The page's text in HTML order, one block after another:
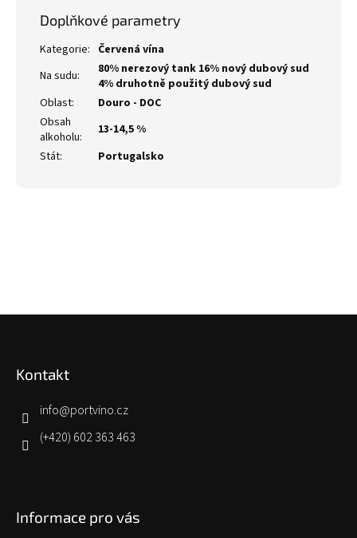
Doplňkové parametry
Kategorie: Červená vína
Na sudu:
80% nerezový tank 16% nový dubový sud
4% druhotně použitý dubový sud
Oblast:
Douro - DOC
Obsah
alkoholu:
13-14,5 %
Stát: Portugalsko
Kontakt
info@portvino.cz
(+420) 602 363 463
Informace pro vás